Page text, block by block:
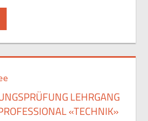
LEHRGANG
«TECHNIK»